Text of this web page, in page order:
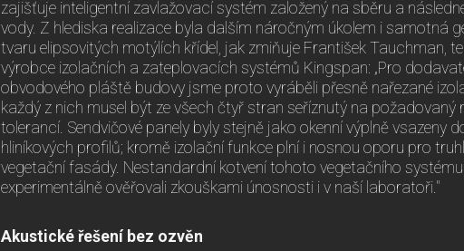
zajišťuje inteligentní zavlažovací systém založený na sběru a
vody. Z hlediska realizace byla dalším náročným úkolem i samotná
tvaru elipsovitých motýlích křídel, jak zmiňuje František Tauchman,
výrobce izolačních a zateplovacích systémů Kingspan: „Pro
obvodového pláště budovy jsme proto vyráběli přesně nařezané
každý z nich musel být ze všech čtyř stran seříznutý na požadovaný
tolerancí. Sendvičové panely byly stejně jako okenní výplně vsazeny
hliníkových profilů; kromě izolační funkce plní i nosnou oporu pro
vegetační fasády. Nestandardní kotvení tohoto vegetačního
experimentálně ověřovali zkouškami únosnosti i v naší laboratoři."
Akustické řešení bez ozvěn